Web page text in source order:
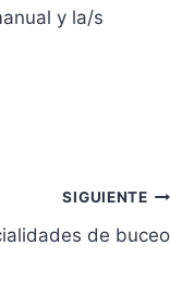
y la/s
SIGUIENTE
de buceo